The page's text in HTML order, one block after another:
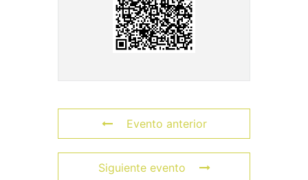
Evento anterior
Siguiente evento